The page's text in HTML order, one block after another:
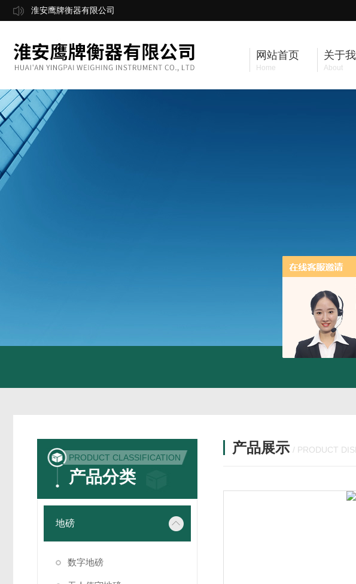
淮安鹰牌衡器有限公司
网站首页
Home
关于
About
PRODUCT CLASSIFICATION
产品分类
地磅
数字地磅
产品展示 / PRODUCT